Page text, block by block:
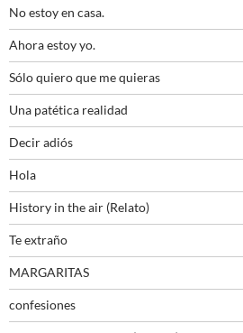
No estoy en casa.
Ahora estoy yo.
Sólo quiero que me quieras
Una patética realidad
Decir adiós
Hola
History in the air (Relato)
Te extraño
MARGARITAS
confesiones